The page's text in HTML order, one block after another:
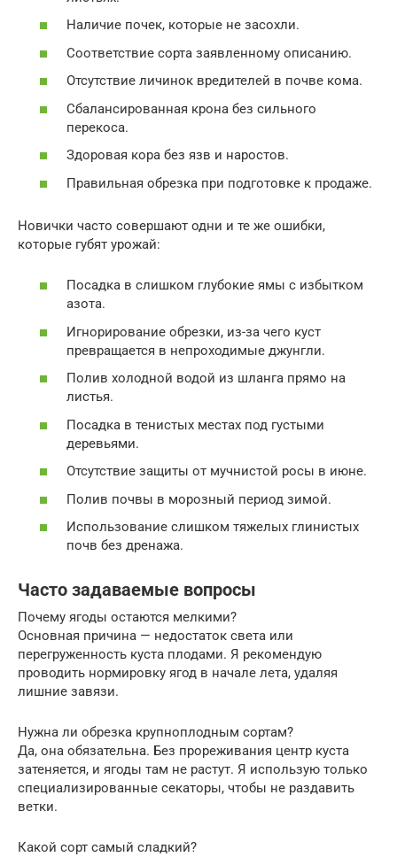
Наличие почек, которые не засохли.
Соответствие сорта заявленному описанию.
Отсутствие личинок вредителей в почве кома.
Сбалансированная крона без сильного
перекоса.
Здоровая кора без язв и наростов.
Правильная обрезка при подготовке к продаже.
Новички часто совершают одни и те же ошибки,
которые губят урожай:
Посадка в слишком глубокие ямы с избытком
азота.
Игнорирование обрезки, из-за чего куст
превращается в непроходимые джунгли.
Полив холодной водой из шланга прямо на
листья.
Посадка в тенистых местах под густыми
деревьями.
Отсутствие защиты от мучнистой росы в июне.
Полив почвы в морозный период зимой.
Использование слишком тяжелых глинистых
почв без дренажа.
Часто задаваемые вопросы
Почему ягоды остаются мелкими?
Основная причина — недостаток света или
перегруженность куста плодами. Я рекомендую
проводить нормировку ягод в начале лета, удаляя
лишние завязи.
Нужна ли обрезка крупноплодным сортам?
Да, она обязательна. Без прореживания центр куста
затеняется, и ягоды там не растут. Я использую только
специализированные секаторы, чтобы не раздавить
ветки.
Какой сорт самый сладкий?